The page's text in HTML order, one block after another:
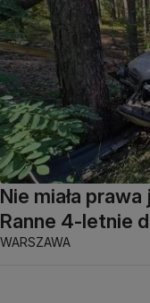
Nie miała
Ranne 4-letnie
WARSZAWA